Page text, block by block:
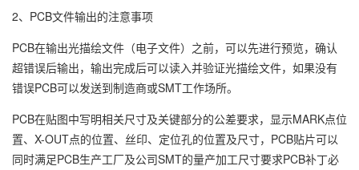
2、PCB文件输出的注意事项
PCB在输出光描绘文件（电子文件）之前，可以先进行预览，确认
超错误后输出，输出完成后可以读入并验证光描绘文件，如果没有
错误PCB可以发送到制造商或SMT工作场所。
PCB在贴图中写明相关尺寸及关键部分的公差要求，显示MARK点位
置、X-OUT点的位置、丝印、定位孔的位置及尺寸，PCB贴片可以
同时满足PCB生产工厂及公司SMT的量产加工尺寸要求PCB补丁必